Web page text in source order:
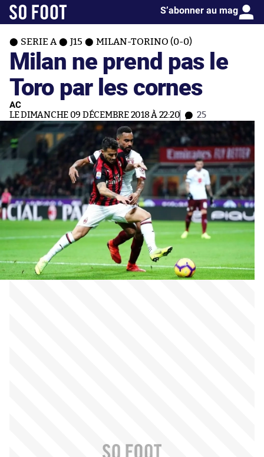
S’abonner au mag
SERIE A J15 MILAN-TORINO (0-0)
Milan ne prend pas le
Toro par les cornes
AC
LE DIMANCHE 09 DÉCEMBRE 2018 À 22:20 25